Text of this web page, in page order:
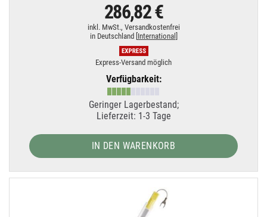
286,82 €
inkl. MwSt., Versandkostenfrei
in Deutschland [ International
Express-Versand möglich
Verfügbarkeit:
Geringer Lagerbestand;
Lieferzeit: 1-3 Tage
IN DEN WARENKORB